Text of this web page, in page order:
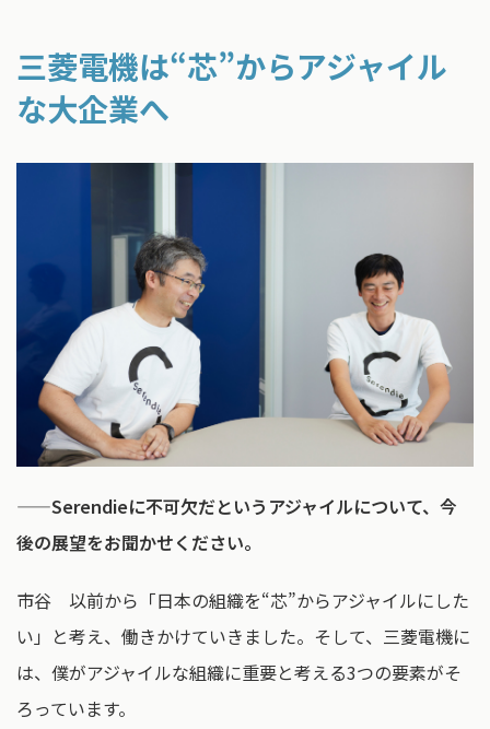
三菱電機は“芯”からアジャイル
な大企業へ
——Serendieに不可欠だというアジャイルについて、今
後の展望をお聞かせください。
市谷 以前から「日本の組織を“芯”からアジャイルにした
い」と考え、働きかけていきました。そして、三菱電機に
は、僕がアジャイルな組織に重要と考える3つの要素がそ
ろっています。